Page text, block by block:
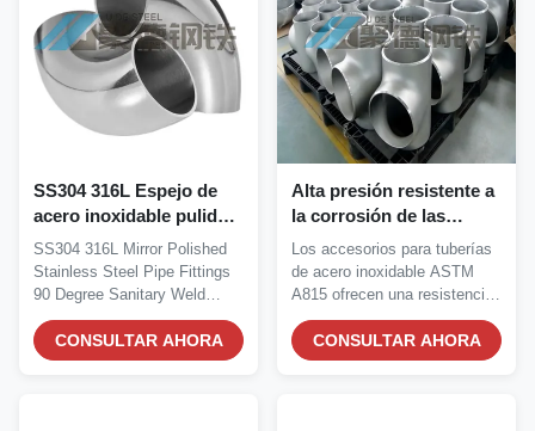
SS304 316L Espejo de
acero inoxidable pulido
acoplamientos de tubería
de 90 grados de
soldadura sanitaria Codo
SS304 316L Mirror Polished
Stainless Steel Pipe Fittings
90 Degree Sanitary Weld
Elbow...
CONSULTAR AHORA
Alta presión resistente a
la corrosión de las
colocaciones inoxidables
a dos caras de la tubería
de acero de ASTM A815
UNS S31803
Los accesorios para tuberías
de acero inoxidable ASTM
A815 ofrecen una resistencia
superior a la...
CONSULTAR AHORA